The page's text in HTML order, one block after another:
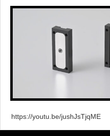
https://youtu.be/jushJsTjqME